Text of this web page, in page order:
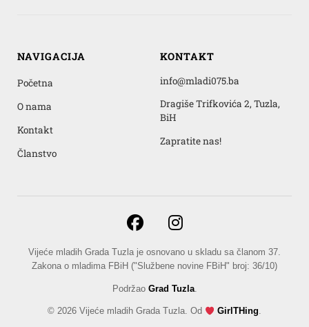
NAVIGACIJA
Početna
O nama
Kontakt
Članstvo
KONTAKT
info@mladi075.ba
Dragiše Trifkovića 2, Tuzla,
BiH
Zapratite nas!
Vijeće mladih Grada Tuzla je osnovano u skladu sa članom 37.
Zakona o mladima FBiH ("Službene novine FBiH" broj: 36/10)
Podržao Grad Tuzla.
© 2026 Vijeće mladih Grada Tuzla. Od GirlTHing.